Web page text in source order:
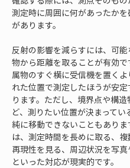
測定時に周囲に何があったか
があります。
反射の影響を減らすには、可
物から距離を取ることが有効
属物のすぐ横に受信機を置く
れた位置で測定したほうが安
ります。ただし、境界点や構
ど、測りたい位置が決まってい
純に移動できないこともありま
は、測定時間を長めに取る、
再現性を見る、周辺状況を写
といった対応が現実的です。